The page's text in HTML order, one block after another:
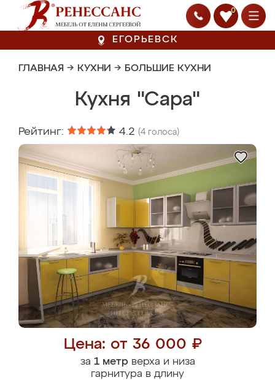
0
ЕГОРЬЕВСК
ГЛАВНАЯ → КУХНИ → БОЛЬШИЕ КУХНИ
Кухня "Сара"
Рейтинг: 4.2 (4 голоса)
Цена: от 36 000 ₽
за 1 метрверха и низа
гарнитура в длину